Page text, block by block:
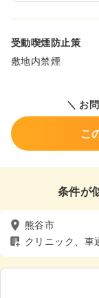
受動喫煙防止策
敷地内禁煙
＼ お
こ
条件が
熊谷市
クリニック、車